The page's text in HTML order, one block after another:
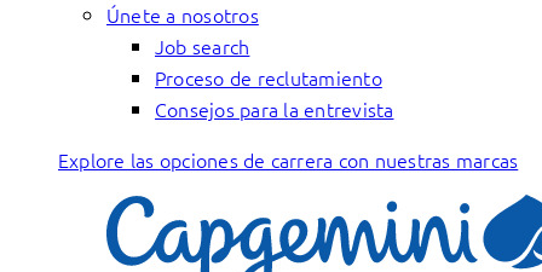
Únete a nosotros
Job search
Proceso de reclutamiento
Consejos para la entrevista
Explore las opciones de carrera con nuestras marcas